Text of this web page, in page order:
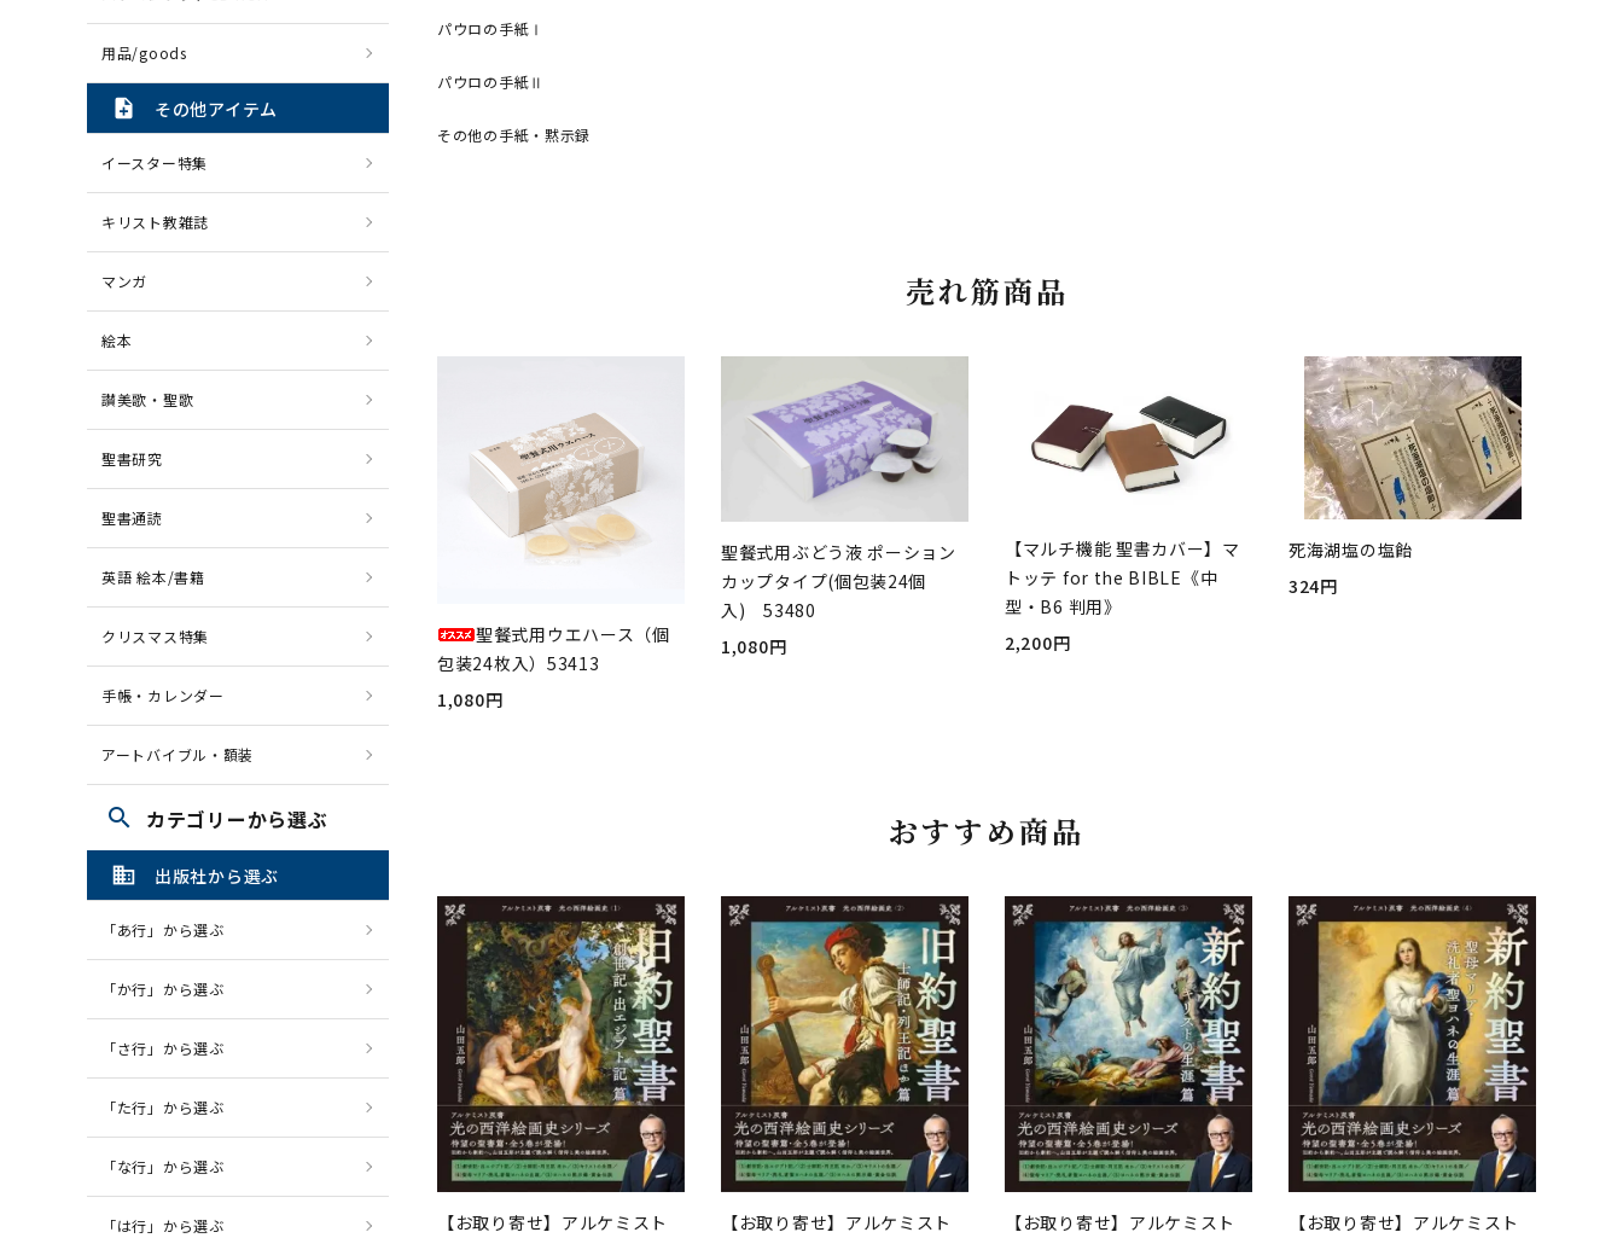
パウロの手紙Ⅰ
パウロの手紙Ⅱ
その他の手紙・黙示録
売れ筋商品
聖餐式用ウエハース（個
包装24枚入）53413
1,080円
聖餐式用ぶどう液 ポーション
カップタイプ(個包装24個
入) 53480
1,080円
【マルチ機能 聖書カバー】マ
トッテ for the BIBLE《中
型・B6 判用》
2,200円
死海湖塩の塩飴
324円
おすすめ商品
【お取り寄せ】アルケミスト
【お取り寄せ】アルケミスト
【お取り寄せ】アルケミスト
【お取り寄せ】アルケミスト
用品/goods
note_add その他アイテム
イースター特集
キリスト教雑誌
マンガ
絵本
讃美歌・聖歌
聖書研究
聖書通読
英語 絵本/書籍
クリスマス特集
手帳・カレンダー
アートバイブル・額装
search カテゴリーから選ぶ
domain 出版社から選ぶ
「あ行」から選ぶ
「か行」から選ぶ
「さ行」から選ぶ
「た行」から選ぶ
「な行」から選ぶ
「は行」から選ぶ